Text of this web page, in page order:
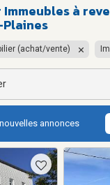
Immeubles à
(achat/vente)
annonces